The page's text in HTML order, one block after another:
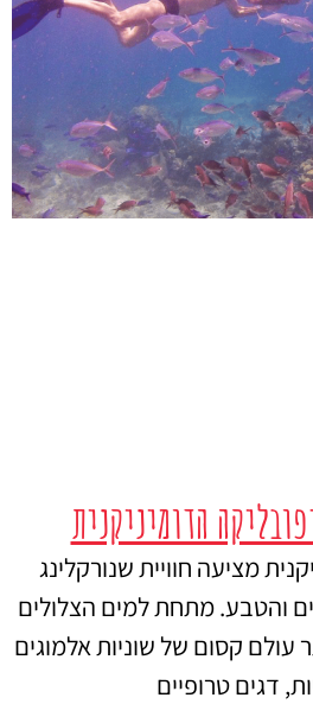
הדומיניקנית
מציעה חוויית שנורקלינג
והטבע. מתחת למים הצלולים
קסום של שוניות אלמוגים
דגים טרופיים